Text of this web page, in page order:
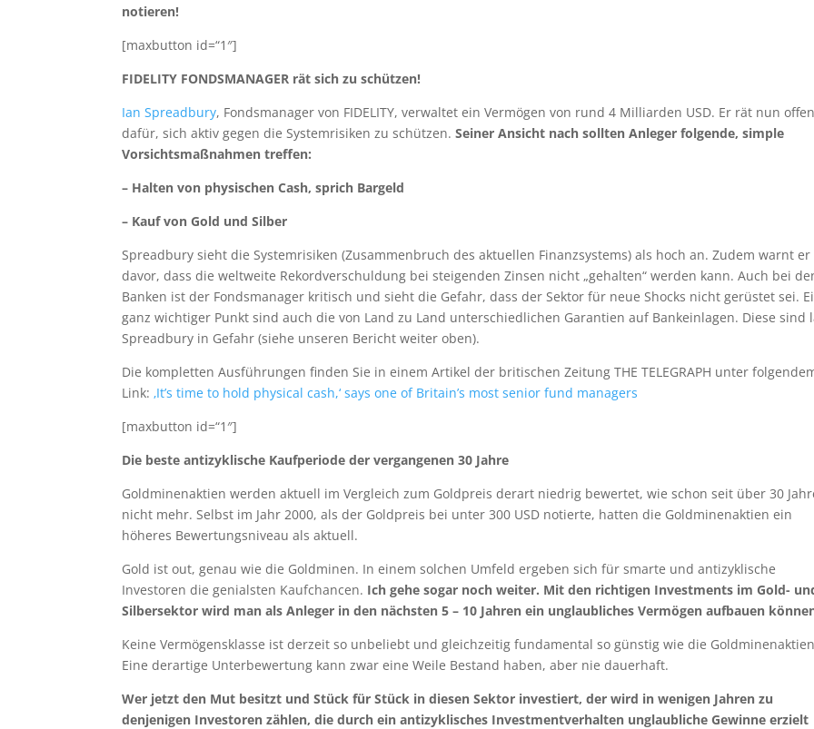
notieren!
[maxbutton id=“1″]
FIDELITY FONDSMANAGER rät sich zu schützen!
Ian Spreadbury, Fondsmanager von FIDELITY, verwaltet ein Vermögen von rund 4 Milliarden USD. Er rät nun
dafür, sich aktiv gegen die Systemrisiken zu schützen.Seiner Ansicht nach sollten Anleger folgende, simple
Vorsichtsmaßnahmen treffen:
– Halten von physischen Cash, sprich Bargeld
– Kauf von Gold und Silber
Spreadbury sieht die Systemrisiken (Zusammenbruch des aktuellen Finanzsystems) als hoch an. Zudem warnt er
davor, dass die weltweite Rekordverschuldung bei steigenden Zinsen nicht „gehalten“ werden kann. Auch bei
Banken ist der Fondsmanager kritisch und sieht die Gefahr, dass der Sektor für neue Shocks nicht gerüstet sei.
ganz wichtiger Punkt sind auch die von Land zu Land unterschiedlichen Garantien auf Bankeinlagen. Diese sind
Spreadbury in Gefahr (siehe unseren Bericht weiter oben).
Die kompletten Ausführungen finden Sie in einem Artikel der britischen Zeitung THE TELEGRAPH unter
Link:‚It’s time to hold physical cash,‘ says one of Britain’s most senior fund managers
[maxbutton id=“1″]
Die beste antizyklische Kaufperiode der vergangenen 30 Jahre
Goldminenaktien werden aktuell im Vergleich zum Goldpreis derart niedrig bewertet, wie schon seit über 30
nicht mehr. Selbst im Jahr 2000, als der Goldpreis bei unter 300 USD notierte, hatten die Goldminenaktien ein
höheres Bewertungsniveau als aktuell.
Gold ist out, genau wie die Goldminen. In einem solchen Umfeld ergeben sich für smarte und antizyklische
Investoren die genialsten Kaufchancen. Ich gehe sogar noch weiter. Mit den richtigen Investments im Gold-
Silbersektor wird man als Anleger in den nächsten 5 – 10 Jahren ein unglaubliches Vermögen aufbauen
Keine Vermögensklasse ist derzeit so unbeliebt und gleichzeitig fundamental so günstig wie die
Eine derartige Unterbewertung kann zwar eine Weile Bestand haben, aber nie dauerhaft.
Wer jetzt den Mut besitzt und Stück für Stück in diesen Sektor investiert, der wird in wenigen Jahren zu
denjenigen Investoren zählen, die durch ein antizyklisches Investmentverhalten unglaubliche Gewinne erzielt